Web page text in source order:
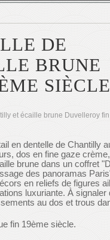
DE
BRUNE
SIÈCLE
et écaille brune Duvelleroy
en dentelle de Chantilly
dos en fine gaze
brune dans un coffret
des panoramas
en reliefs de figures
luxuriante. À signaler
au dos et trous
fin 19ème siècle.